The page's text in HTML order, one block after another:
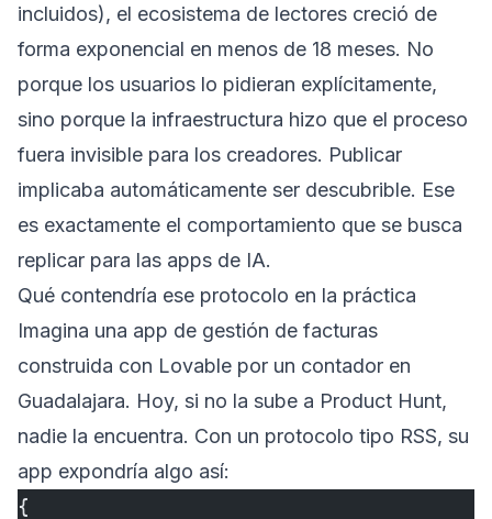
incluidos), el ecosistema de lectores creció de
forma exponencial en menos de 18 meses. No
porque los usuarios lo pidieran explícitamente,
sino porque la infraestructura hizo que el proceso
fuera invisible para los creadores. Publicar
implicaba automáticamente ser descubrible. Ese
es exactamente el comportamiento que se busca
replicar para las apps de IA.
Qué contendría ese protocolo en la práctica
Imagina una app de gestión de facturas
construida con Lovable por un contador en
Guadalajara. Hoy, si no la sube a Product Hunt,
nadie la encuentra. Con un protocolo tipo RSS, su
app expondría algo así:
{